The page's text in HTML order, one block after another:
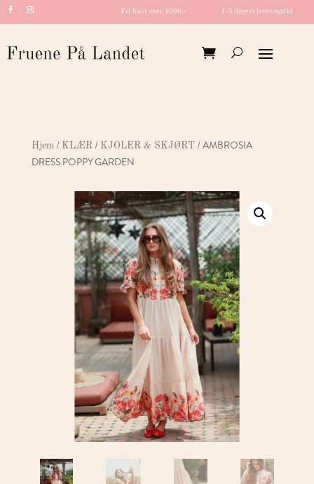
Fri frakt over 1000,- 1-5 dagers leveringstid
Hjem/ KLÆR/ KJOLER & SKJØRT/ AMBROSIA
DRESS POPPY GARDEN